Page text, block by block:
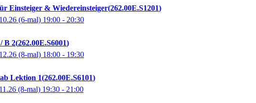
Einsteiger & Wiedereinsteiger 262.00E.S1201
(6-mal) 19:00 - 20:30
B 2 262.00E.S6001
(8-mal) 18:00 - 19:30
Lektion 1 262.00E.S6101
(8-mal) 19:30 - 21:00